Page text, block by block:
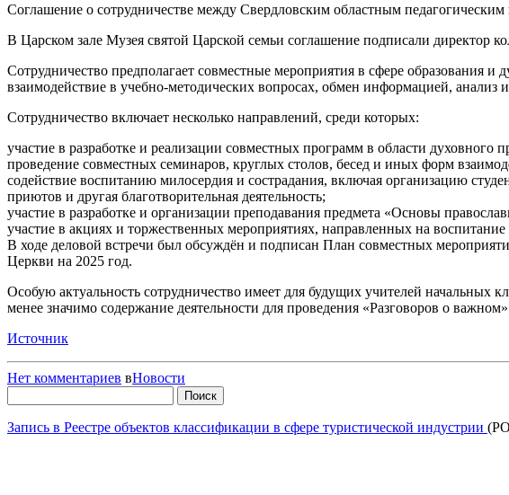
Соглашение о сотрудничестве между Свердловским областным
В Царском зале Музея святой Царской семьи соглашение подписали
Сотрудничество предполагает совместные мероприятия в сфере образования
взаимодействие в учебно-методических вопросах, обмен информацией, анализ
Сотрудничество включает несколько направлений, среди которых:
участие в разработке и реализации совместных программ в области
проведение совместных семинаров, круглых столов, бесед и иных форм
содействие воспитанию милосердия и сострадания, включая организацию
приютов и другая благотворительная деятельность;
участие в разработке и организации преподавания предмета «Основы
участие в акциях и торжественных мероприятиях, направленных на
В ходе деловой встречи был обсуждён и подписан План совместных
Церкви на 2025 год.
Особую актуальность сотрудничество имеет для будущих учителей начальных
менее значимо содержание деятельности для проведения «Разговоров о
Источник
Нет комментариев вНовости
Запись в Реестре объектов классификации в сфере туристической индустрии